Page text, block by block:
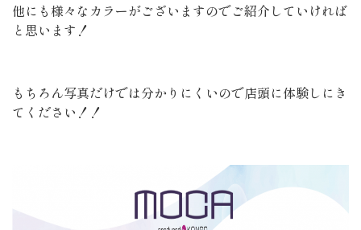
他にも様々なカラーがございますのでご紹介していければ
と思います！
もちろん写真だけでは分かりにくいので店頭に体験しにき
てください！！